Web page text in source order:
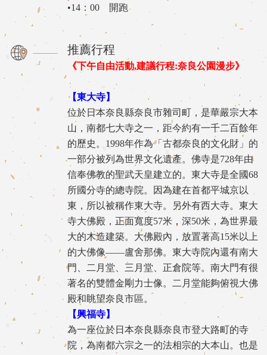
•14：00 開跑
推薦行程
《下午自由活動,建議行程:奈良公園漫步》
【東大寺】
位於日本奈良縣奈良市雜司町，是華嚴宗大本
山，南都七大寺之一，距今約有一千二百餘年
的歷史。1998年作為「古都奈良的文化財」的
一部分被列為世界文化遺產。佛寺是728年由
信奉佛教的聖武天皇建立的。東大寺是全國68
所國分寺的總寺院。因為建在首都平城京以
東，所以被稱作東大寺。另外有西大寺。東大
寺大佛殿，正面寬度57米，深50米，為世界最
大的木造建築。大佛殿內，放置著高15米以上
的大佛像——盧舍那佛。東大寺院內還有南大
門、二月堂、三月堂、正倉院等。南大門有很
著名的雙體金剛力士像。二月堂能夠俯視大佛
殿和眺望奈良市區。
【興福寺】
為一座位於日本奈良縣奈良市登大路町的寺
院，為南都六宗之一的法相宗的大本山。也是